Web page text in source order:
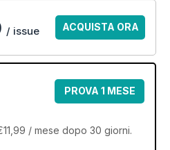
/ issue ACQUISTA ORA
PROVA 1 MESE
/ mese dopo 30 giorni.